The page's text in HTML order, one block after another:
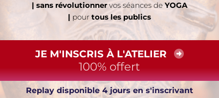
| sans révolutionnervos séances de YOGA
| pour tous les publics
JE M'INSCRIS À L'ATELIER
100% offert
Replay disponible 4 jours en s'inscrivant